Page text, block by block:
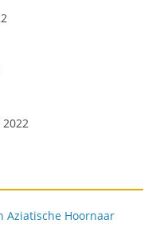
Aziatische Hoornaar